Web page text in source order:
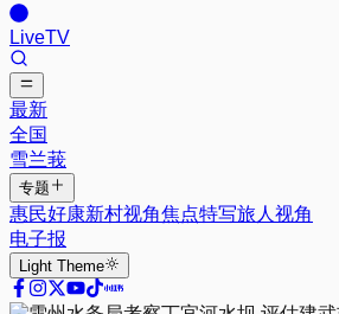
LiveTV
最新
全国
雪兰莪
专题
惠民好康新村视角焦点特写旅人视角
电子报
Light Theme